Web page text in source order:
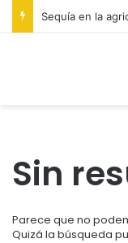
Sin
Parece que no
Quizá la búsqueda